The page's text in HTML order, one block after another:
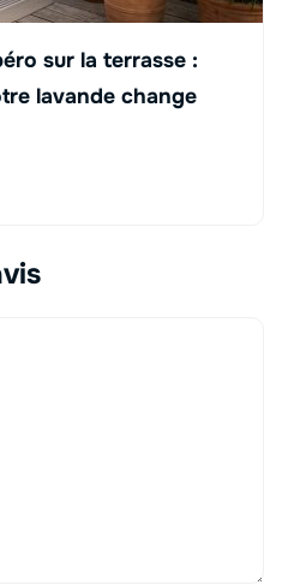
sur la terrasse :
lavande change